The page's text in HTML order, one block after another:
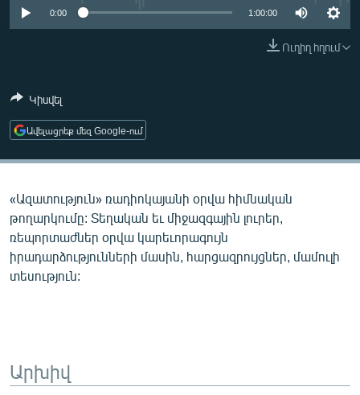
ՄԻՋԱԶԳԱՅԻՆ
ՄԵԿՆԱԲԱՆՈՒԹՅՈՒՆ
ՏՏ ԵՒ ԻՆՏԵՐՆԵՏ
ԿՈՐՈՆԱՎԻՐՈՒՍ
ՏԵՍԱՆՅՈՒԹԵՐ
ԲԱՆԱՎԵՃ
ՁԳՏԵԼՈՎ ԼԱՎԱԳՈՒՅՆԻՆ
English
0:00 1:00:00
Ուղիղ հղում
Կիսվել
Ավելացրեք մեզ Google-ում
«Ազատություն» ռադիոկայանի օրվա հիմնական
թողարկումը: Տեղական եւ միջազգային լուրեր,
ռեպորտաժներ օրվա կարեւորագույն
իրադարձությունների մասին, հարցազրույցներ, մամուլի
տեսություն:
Արխիվ